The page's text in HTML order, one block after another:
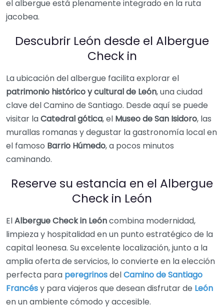
el albergue está plenamente integrado en la ruta
jacobea.
Descubrir León desde el Albergue
Check in
La ubicación del albergue facilita explorar el
patrimonio histórico y cultural de León, una ciudad
clave del Camino de Santiago. Desde aquí se puede
visitar laCatedral gótica, el Museo de San Isidoro, las
murallas romanas y degustar la gastronomía local en
el famoso Barrio Húmedo, a pocos minutos
caminando.
Reserve su estancia en el Albergue
Check in León
ElAlbergue Check in Leóncombina modernidad,
limpieza y hospitalidad en un punto estratégico de la
capital leonesa. Su excelente localización, junto a la
amplia oferta de servicios, lo convierte en la elección
perfecta para peregrinosdelCamino de Santiago
Francésy para viajeros que desean disfrutar de León
en un ambiente cómodo y accesible.